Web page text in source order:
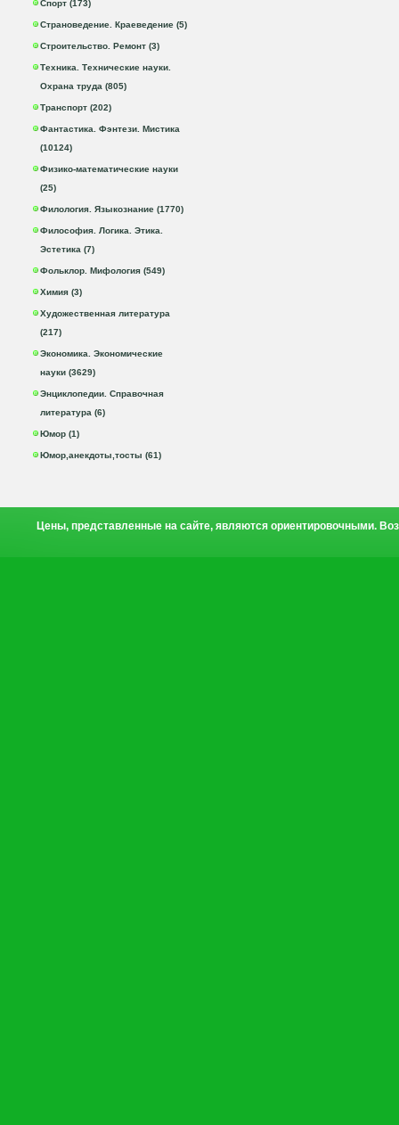
Спорт (173)
Страноведение. Краеведение (5)
Строительство. Ремонт (3)
Техника. Технические науки.
Охрана труда (805)
Транспорт (202)
Фантастика. Фэнтези. Мистика
(10124)
Физико-математические науки
(25)
Филология. Языкознание (1770)
Философия. Логика. Этика.
Эстетика (7)
Фольклор. Мифология (549)
Химия (3)
Художественная литература
(217)
Экономика. Экономические
науки (3629)
Энциклопедии. Справочная
литература (6)
Юмор (1)
Юмор,анекдоты,тосты (61)
Цены, представленные на сайте, являются ориентировочными.